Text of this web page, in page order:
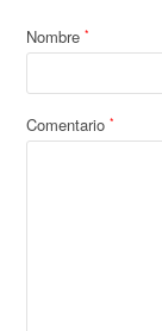
Nombre*
Comentario*